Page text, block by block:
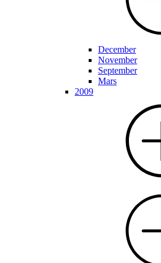
December
November
September
Mars
2009